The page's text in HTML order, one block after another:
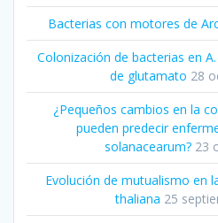
Bacterias con motores de
Colonización de bacterias en
de glutamato 28
¿Pequeños cambios en la
pueden predecir
solanacearum? 23
Evolución de mutualismo en
thaliana 25